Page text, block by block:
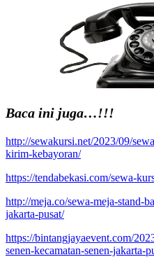
Baca ini juga…!!!
http://sewakursi.net/2023/09/
kirim-kebayoran/
https://tendabekasi.com/sewa-
http://meja.co/sewa-meja-stand-
jakarta-pusat/
https://bintangjayaevent.com/
senen-kecamatan-senen-jakarta-